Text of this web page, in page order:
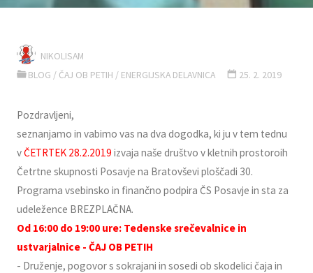
NIKOLISAM
BLOG / ČAJ OB PETIH / ENERGIJSKA DELAVNICA 25. 2. 2019
Pozdravljeni,
seznanjamo in vabimo vas na dva dogodka, ki ju v tem tednu
vČETRTEK 28.2.2019 izvaja naše društvo v kletnih prostoroih
Četrtne skupnosti Posavje na Bratovševi ploščadi 30.
Programa vsebinsko in finančno podpira ČS Posavje in sta za
udeležence BREZPLAČNA.
Od 16:00 do 19:00 ure: Tedenske srečevalnice in
ustvarjalnice - ČAJ OB PETIH
- Druženje, pogovor s sokrajani in sosedi ob skodelici čaja in